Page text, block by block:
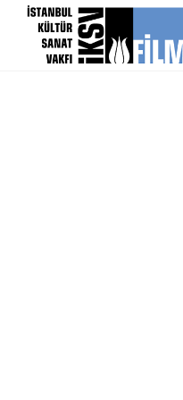
icerigi atla